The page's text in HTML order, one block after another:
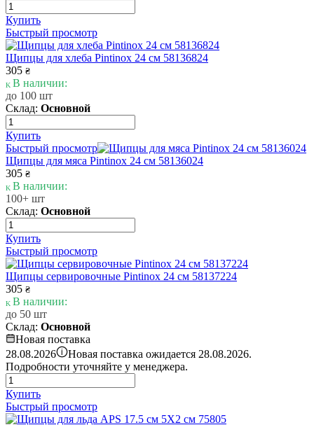
Купить
Быстрый просмотр
Щипцы для хлеба Pintinox 24 см 58136824
305 ₴
В наличии:
до 100 шт
Склад: Основной
Купить
Быстрый просмотр
Щипцы для мяса Pintinox 24 см 58136024
305 ₴
В наличии:
100+ шт
Склад: Основной
Купить
Быстрый просмотр
Щипцы сервировочные Pintinox 24 см 58137224
305 ₴
В наличии:
до 50 шт
Склад: Основной
Новая поставка
28.08.2026 i Новая поставка ожидается 28.08.2026.
Подробности уточняйте у менеджера.
Купить
Быстрый просмотр